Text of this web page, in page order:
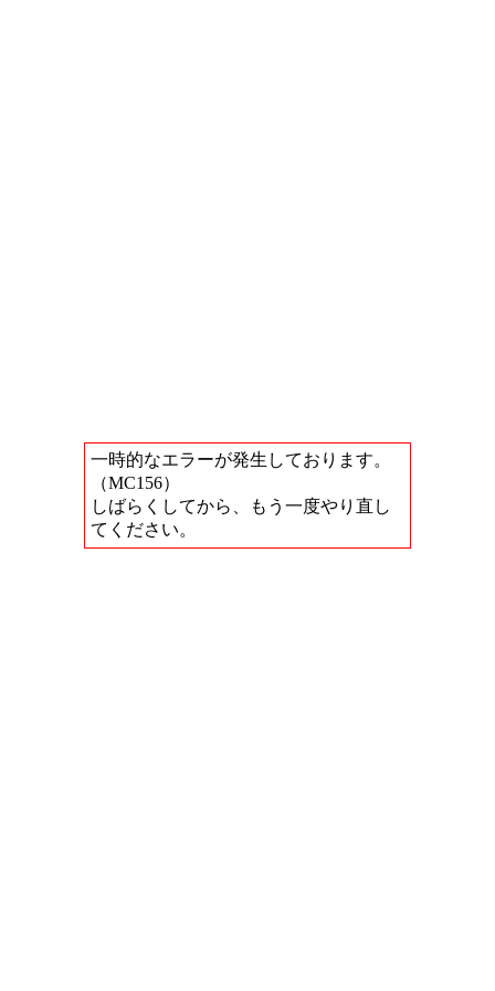
一時的なエラーが発生しております。
（MC156）
しばらくしてから、もう一度やり直し
てください。